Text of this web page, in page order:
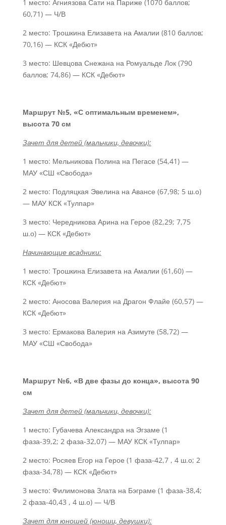
1 место: Агниязова Сати на Париже (1070 баллов;
60,71) — Ч/В
2 место: Трошкина Елизавета на Амалии (810 баллов;
70,16) — КСК «Дебют»
3 место: Шевцова Снежана на Ромуальде Лок (790
баллов; 74,86) — КСК «Дебют»
Маршрут №5, «С оптимальным временем»,
высота 70 см
Зачет для детей (мальчики, девочки):
1 место: Мельникова Полина на Пегасе (54,41) —
МАУ «СШ «Свобода»
2 место: Подляцкая Эвелина на Авансе (67,98; 5 ш.о)
— МАУ КСК «Тулпар»
3 место: Чередникова Арина на Герое (82,29; 7,75
ш.о) — КСК «Дебют»
Начинающие всадники:
1 место: Трошкина Елизавета на Амалии (61,60) —
КСК «Дебют»
2 место: Аносова Валерия на Драгон Флайе (60,57) —
КСК «Дебют»
3 место: Ермакова Валерия на Азимуте (58,72) —
МАУ «СШ «Свобода»
Маршрут №6, «В две фазы до конца», высота 90
см
Зачет для детей (мальчики, девочки):
1 место: Губачева Александра на Эгзаме (1
фаза-39,2; 2 фаза-32,07) — МАУ КСК «Тулпар»
2 место: Росяев Егор на Герое (1 фаза-42,7 , 4 ш.о; 2
фаза-34,78) — КСК «Дебют»
3 место: Филимонова Злата на Бэграме (1 фаза-38,4;
2 фаза-40,43 , 4 ш.о) — Ч/В
Зачет для юношей (юноши, девушки):